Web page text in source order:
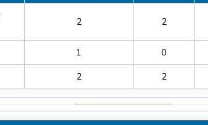
2 2
1 0
2 2